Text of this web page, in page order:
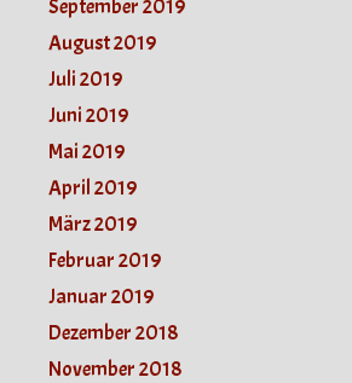
September 2019
August 2019
Juli 2019
Juni 2019
Mai 2019
April 2019
März 2019
Februar 2019
Januar 2019
Dezember 2018
November 2018